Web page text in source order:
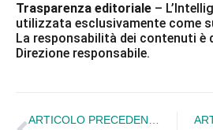
Trasparenza editoriale –
utilizzata esclusivamente come
La responsabilità dei contenuti è
Direzione responsabile.